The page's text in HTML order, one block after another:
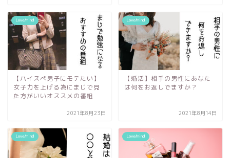
Love/mind
【ハイスぺ男子にモテたい】
女子力を上げる為にまじで見
た方がいいオススメの番組
2021年8月23日
Love/mind
【婚活】相手の男性にあなた
は何をお返しでますか？
2021年8月14日
Love/mind Love/mind